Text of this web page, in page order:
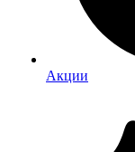
Акции